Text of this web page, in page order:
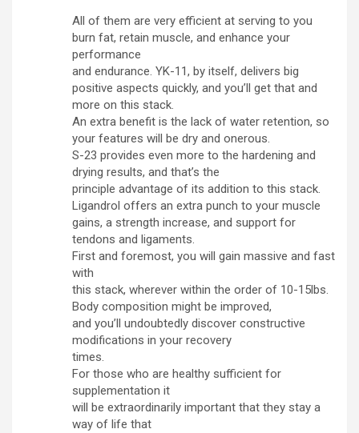
All of them are very efficient at serving to you
burn fat, retain muscle, and enhance your
performance
and endurance. YK-11, by itself, delivers big
positive aspects quickly, and you’ll get that and
more on this stack.
An extra benefit is the lack of water retention, so
your features will be dry and onerous.
S-23 provides even more to the hardening and
drying results, and that’s the
principle advantage of its addition to this stack.
Ligandrol offers an extra punch to your muscle
gains, a strength increase, and support for
tendons and ligaments.
First and foremost, you will gain massive and fast
with
this stack, wherever within the order of 10-15lbs.
Body composition might be improved,
and you’ll undoubtedly discover constructive
modifications in your recovery
times.
For those who are healthy sufficient for
supplementation it
will be extraordinarily important that they stay a
way of life that